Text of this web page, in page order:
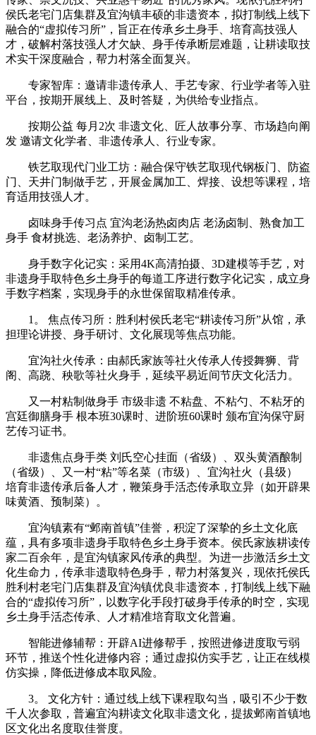
侯氏老宅门店集群及宜沟镇丰硕的非遗资本，拟打制线上线下
融合的“虚拟传习所”，旨正在传承乡土身手、培育高技强人
才，破解村落技强人才欠缺、身手传承断层难题，让耕读取技
术实干深度融合，帮力村落全面复兴。
‌专家智库‌：邀请非遗传承人、手艺专家、行业学者等入驻
平台，按期开展线上、及时答疑，为供给专业指点。
按期公益 每月2次 非遗文化、匠人故事分享、市场趋向阐
发 邀请文化学者、非遗传承人、行业专家。
铁艺取现代门业工坊：融合保守铁艺取现代钢板门、防盗
门、天井门制做手艺，开展金属加工、焊接、设想等课程，培
育适用技强人才。
卤味身手传习点 宜沟老汤热卤肉店 老汤卤制、熟食加工
身手 食材挑选、老汤养护、卤制工艺。
‌身手数字化记实‌：采用4K高清拍摄、3D建模等手艺，对
非遗身手取特色乡土身手的每道工序进行数字化记实，成立身
手数字档案，实现身手的永世保留取精准传承。
1。 焦点传习所：胜利村侯氏老宅“耕读传习所”从馆，承
担理论讲授、身手研讨、文化展现等焦点功能。
宜沟社火传承：由郝氏家族等社火传承人传授舞狮、背
阁、高跷、秧歌等社火身手，延续平易近间节庆文化活力。
又一村粘制做身手 市级非遗 不粘盘、不粘勺、不粘牙的
宫廷御膳身手 根本班30课时、进阶班60课时 颁布宜沟保守厨
艺传习证书。
非遗焦点身手类 刘氏空心挂面（省级）、双头黄酒酿制
（省级）、又一村“粘”等名菜（市级）、宜沟社火（县级）
培育非遗传承后备人才，鞭策身手活态传承取立异（如开辟果
味黄酒、预制菜）。
宜沟镇素有“邺南首镇”佳誉，积淀了深挚的乡土文化底
蕴，具有多项非遗身手取特色乡土身手资本。侯氏家族耕读传
家二百余年，是宜沟镇家风传承的典型。为进一步激活乡土文
化生命力，传承非遗取特色身手，帮力村落复兴，现依托侯氏
胜利村老宅门店集群及宜沟镇优良非遗资本，打制线上线下融
合的“虚拟传习所”，以数字化手段打破身手传承的时空，实现
乡土身手活态传承、人才精准培育取文化普遍。
‌智能进修辅帮‌：开辟AI进修帮手，按照进修进度取亏弱
环节，推送个性化进修内容；通过虚拟仿实手艺，让正在线模
仿实操，降低进修成本取风险。
3。 文化方针：通过线上线下课程取勾当，吸引不少于数
千人次参取，普遍宜沟耕读文化取非遗文化，提拔邺南首镇地
区文化出名度取佳誉度。